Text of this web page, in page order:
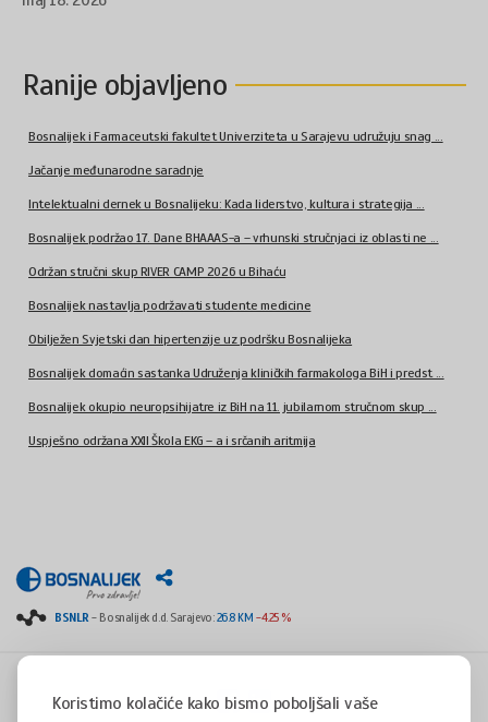
Koristimo kolačiće kako bismo poboljšali vaše
Ranije objavljeno
Bosnalijek i Farmaceutski fakultet Univerziteta u Sarajevu udružuju snag ...
Jačanje međunarodne saradnje
Intelektualni dernek u Bosnalijeku: Kada liderstvo, kultura i strategija ...
Bosnalijek podržao 17. Dane BHAAAS-a – vrhunski stručnjaci iz oblasti ne ...
Održan stručni skup RIVER CAMP 2026 u Bihaću
Bosnalijek nastavlja podržavati studente medicine
Obilježen Svjetski dan hipertenzije uz podršku Bosnalijeka
Bosnalijek domaćin sastanka Udruženja kliničkih farmakologa BiH i predst ...
Bosnalijek okupio neuropsihijatre iz BiH na 11. jubilarnom stručnom skup ...
Uspješno održana XXII Škola EKG – a i srčanih aritmija
BSNLR- Bosnalijek d.d. Sarajevo:26.8 KM -4.25 %